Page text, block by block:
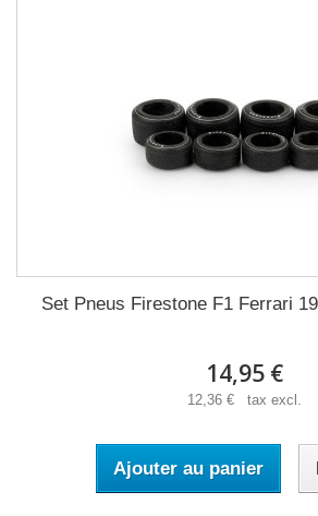
Set Pneus Firestone F1 Ferrari
14,95 €
12,36 € tax excl.
Ajouter au panier